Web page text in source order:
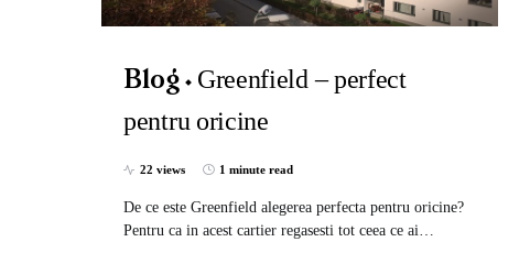
Blog
Greenfield – perfect
pentru oricine
22 views 1 minute read
De ce este Greenfield alegerea perfecta pentru oricine?
Pentru ca in acest cartier regasesti tot ceea ce ai…